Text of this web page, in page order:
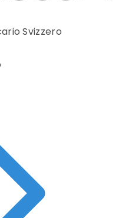
Svizzero